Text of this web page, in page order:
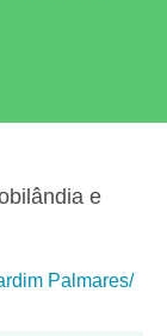
e
Palmares/